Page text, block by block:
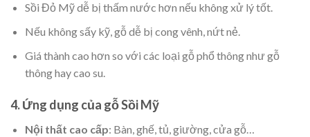
Sồi Đỏ Mỹ dễ bị thấm nước hơn nếu không xử lý tốt.
Nếu không sấy kỹ, gỗ dễ bị cong vênh, nứt nẻ.
Giá thành cao hơn so với các loại gỗ phổ thông như gỗ
thông hay cao su.
4. Ứng dụng của gỗ Sồi Mỹ
Nội thất cao cấp: Bàn, ghế, tủ, giường, cửa gỗ…